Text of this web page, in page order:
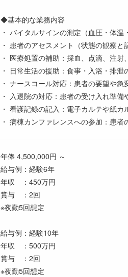
◆基本的な業務内容
・ バイタルサインの測定（血圧・体温
・ 患者のアセスメント（状態の観察と
・ 医療処置の補助：採血、点滴、注射
・ 日常生活の援助：食事・入浴・排泄
・ ナースコール対応：患者の要望や急
・ 入退院の対応：患者の受け入れ準備
・ 看護記録の記入：電子カルテや紙カ
・ 病棟カンファレンスへの参加：患
年俸 4,500,000円 ～
給与例：経験6年
年収 ：450万円
賞与 ：2回
※夜勤5回想定
給与例：経験10年
年収 ：500万円
賞与 ：2回
※夜勤5回想定